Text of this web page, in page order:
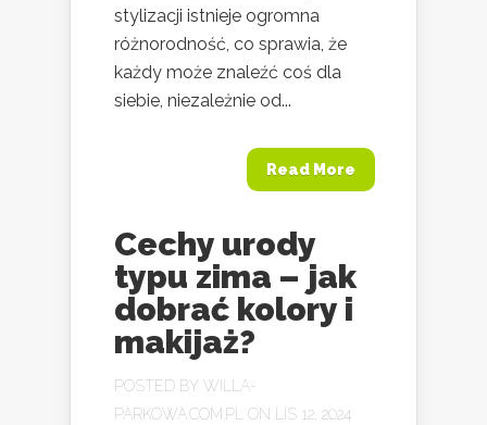
stylizacji istnieje ogromna
różnorodność, co sprawia, że
każdy może znaleźć coś dla
siebie, niezależnie od...
Read More
Cechy urody
typu zima – jak
dobrać kolory i
makijaż?
POSTED BY WILLA-
PARKOWA.COM.PL
ON LIS 12, 2024